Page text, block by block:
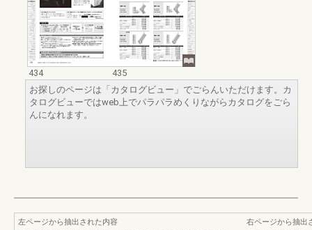
434
435
お探しのページは「カタログビュー」でごらんいただけます。カ
タログビューではweb上でパラパラめくりながらカタログをごら
んになれます。
左ページから抽出された内容
右ページから抽出